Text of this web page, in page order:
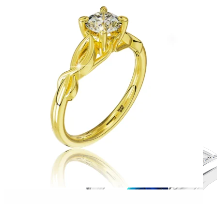
Zásnubné prstne z kolekcie Crown Beauty.